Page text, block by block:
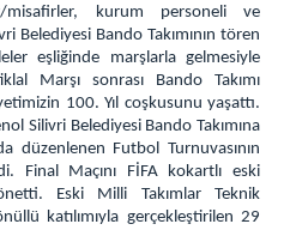
Devlet Hastanesi
misafirler, kurum personeli ve
Belediyesi Bando Takımının tören
eşliğinde marşlarla gelmesiyle
Marşı sonrası Bando Takımı
100. Yıl coşkusunu yaşattı.
Silivri Belediyesi Bando Takımına
düzenlenen Futbol Turnuvasının
Final Maçını FİFA kokartlı eski
Eski Milli Takımlar Teknik
katılımıyla gerçekleştirilen 29